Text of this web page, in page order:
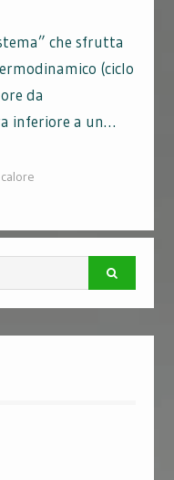
che sfrutta
(ciclo
da
inferiore a un…